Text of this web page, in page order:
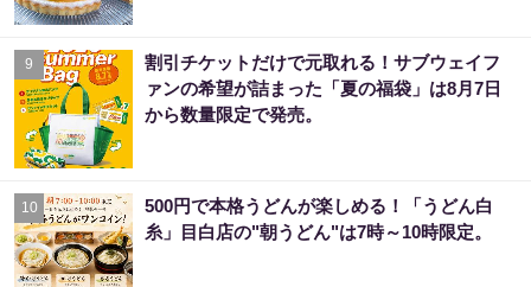
9
割引チケットだけで元取れる！サブウェイフ
ァンの希望が詰まった「夏の福袋」は8月7日
から数量限定で発売。
10
500円で本格うどんが楽しめる！「うどん白
糸」目白店の"朝うどん"は7時～10時限定。